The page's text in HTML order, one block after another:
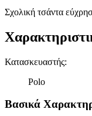
Σχολική τσάντα
Κατασκευαστής:
Polo
Βασικά